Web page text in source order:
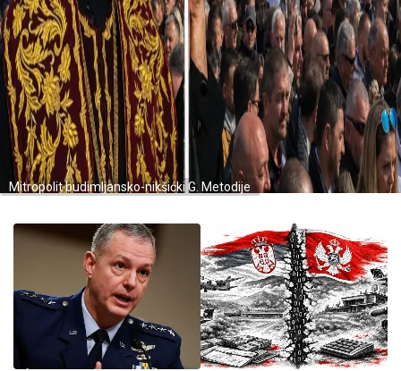
Mitropolit budimljansko-nikšićki G. Metodije